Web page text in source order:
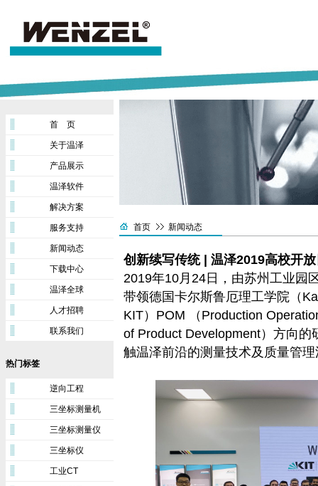
首 页
关于温泽
产品展示
温泽软件
解决方案
服务支持
新闻动态
下载中心
温泽全球
人才招聘
联系我们
热门标签
逆向工程
三坐标测量机
三坐标测量仪
三坐标仪
工业CT
首页 新闻动态
创新续写传统 | 温泽2019高校开
2019年10月24日，由苏州工业园
带领德国卡尔斯鲁厄理工学院（
KIT）POM （Production
of Product Development）方向
触温泽前沿的测量技术及质量管